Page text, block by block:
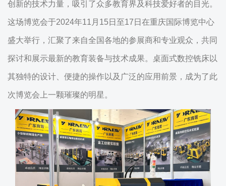
创新的技术力量，吸引了众多教育界及科技爱好者的目光。
这场博览会于2024年11月15日至17日在重庆国际博览中心
盛大举行，汇聚了来自全国各地的参展商和专业观众，共同
探讨和展示最新的教育装备与技术成果。桌面式数控铣床以
其独特的设计、便捷的操作以及广泛的应用前景，成为了此
次博览会上一颗璀璨的明星。